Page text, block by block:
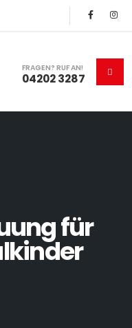
FRAGEN? RUF AN!
04202 3287
für